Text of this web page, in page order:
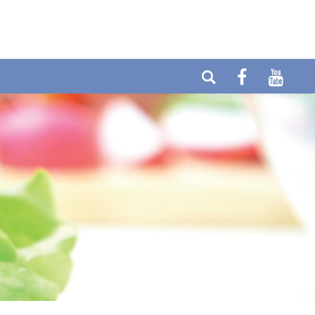
+49 (0) 6404-90458
E-mail:
info@cytolabor.de